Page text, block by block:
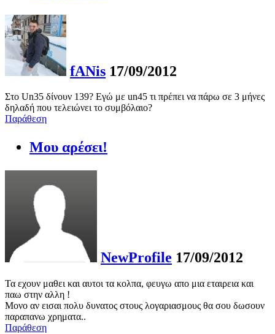
fANis 17/09/2012
Στο Un35 δίνουν 139? Εγώ με un45 τι πρέπει να πάρω σε 3 μήνες
δηλαδή που τελειώνει το συμβόλαιο?
Παράθεση
Μου αρέσει!
NewProfile 17/09/2012
Τα εχουν μαθει και αυτοι τα κολπα, φευγω απο μια εταιρεια και
παω στην αλλη !
Μονο αν εισαι πολυ δυνατος στους λογαριασμους θα σου δωσουν
παραπανω χρηματα..
Παράθεση